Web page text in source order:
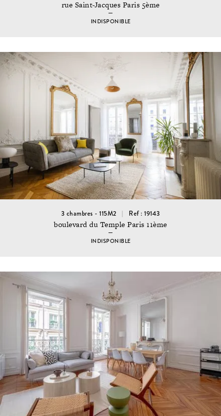
rue Saint-Jacques Paris 5ème
INDISPONIBLE
3 chambres - 115M2 Ref : 19143
boulevard du Temple Paris 11ème
INDISPONIBLE